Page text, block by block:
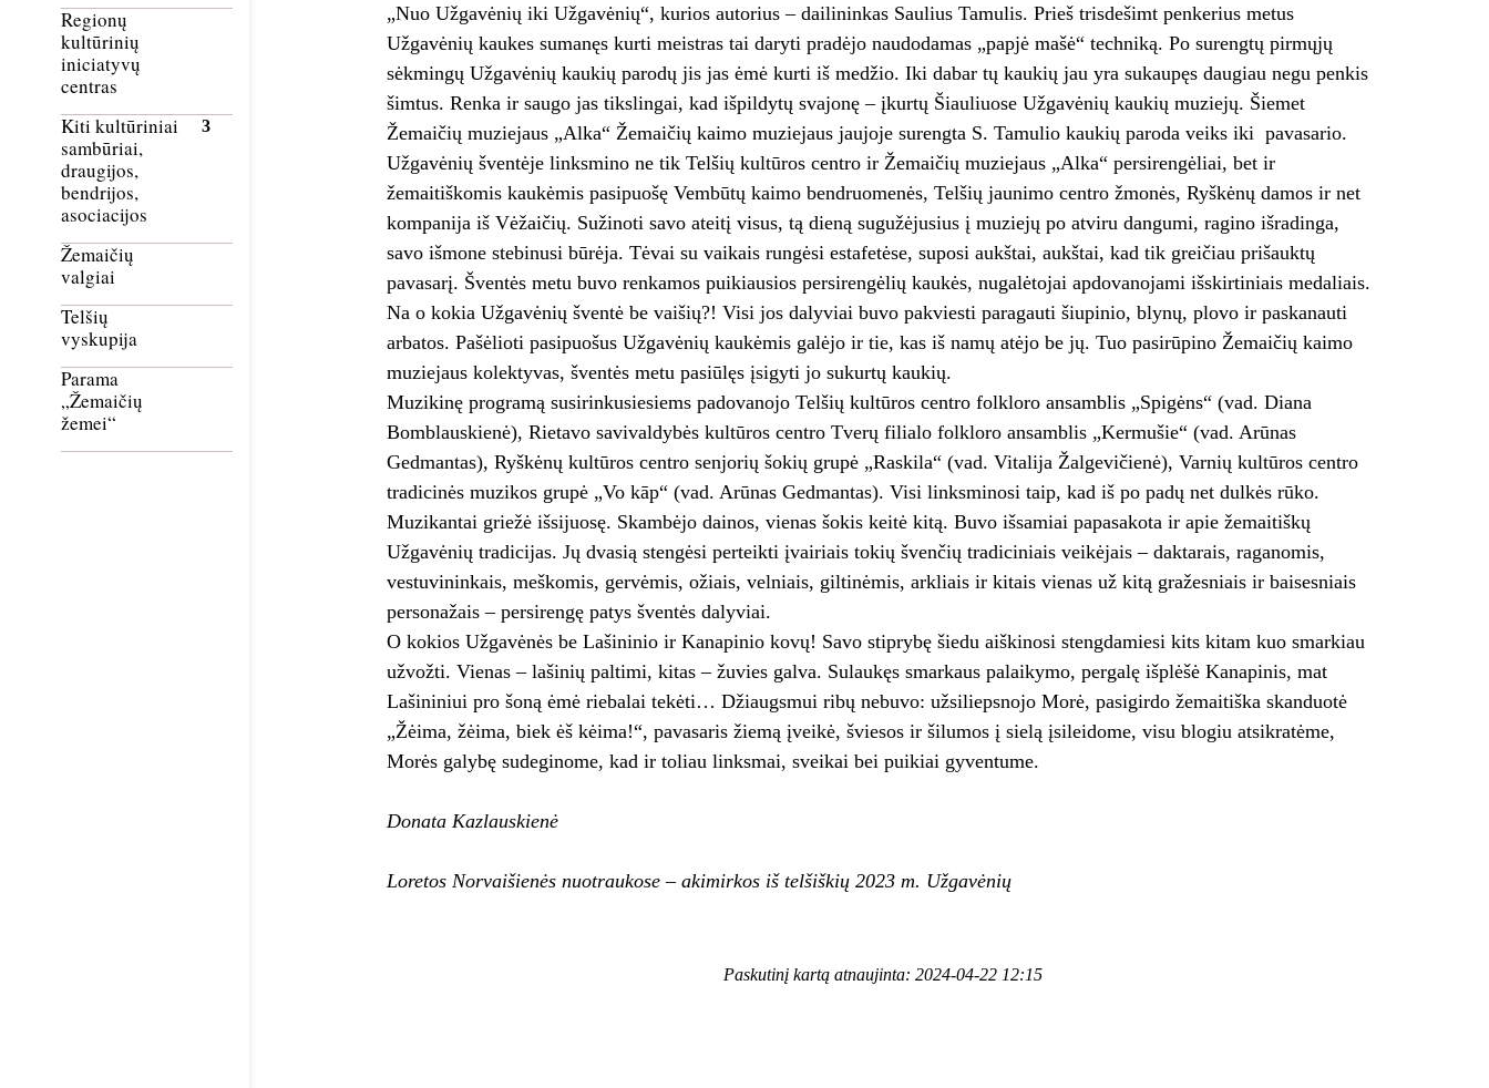
Regionų
kultūrinių
iniciatyvų
centras
Kiti kultūriniai
sambūriai,
draugijos,
bendrijos,
asociacijos
Žemaičių
valgiai
Telšių
vyskupija
Parama
„Žemaičių
žemei“
„Nuo Užgavėnių iki Užgavėnių“, kurios autorius – dailininkas Saulius Tamulis. Prieš trisdešimt penkerius metus
Užgavėnių kaukes sumanęs kurti meistras tai daryti pradėjo naudodamas „papjė mašė“ techniką. Po surengtų pirmųjų
sėkmingų Užgavėnių kaukių parodų jis jas ėmė kurti iš medžio. Iki dabar tų kaukių jau yra sukaupęs daugiau negu penkis
šimtus. Renka ir saugo jas tikslingai, kad išpildytų svajonę – įkurtų Šiauliuose Užgavėnių kaukių muziejų. Šiemet
Žemaičių muziejaus „Alka“ Žemaičių kaimo muziejaus jaujoje surengta S. Tamulio kaukių paroda veiks iki pavasario.
Užgavėnių šventėje linksmino ne tik Telšių kultūros centro ir Žemaičių muziejaus „Alka“ persirengėliai, bet ir
žemaitiškomis kaukėmis pasipuošę Vembūtų kaimo bendruomenės, Telšių jaunimo centro žmonės, Ryškėnų damos ir net
kompanija iš Vėžaičių. Sužinoti savo ateitį visus, tą dieną sugužėjusius į muziejų po atviru dangumi, ragino išradinga,
savo išmone stebinusi būrėja. Tėvai su vaikais rungėsi estafetėse, suposi aukštai, aukštai, kad tik greičiau prišauktų
pavasarį. Šventės metu buvo renkamos puikiausios persirengėlių kaukės, nugalėtojai apdovanojami išskirtiniais medaliais.
Na o kokia Užgavėnių šventė be vaišių?! Visi jos dalyviai buvo pakviesti paragauti šiupinio, blynų, plovo ir paskanauti
arbatos. Pašėlioti pasipuošus Užgavėnių kaukėmis galėjo ir tie, kas iš namų atėjo be jų. Tuo pasirūpino Žemaičių kaimo
muziejaus kolektyvas, šventės metu pasiūlęs įsigyti jo sukurtų kaukių.
Muzikinę programą susirinkusiesiems padovanojo Telšių kultūros centro folkloro ansamblis „Spigėns“ (vad. Diana
Bomblauskienė), Rietavo savivaldybės kultūros centro Tverų filialo folkloro ansamblis „Kermušie“ (vad. Arūnas
Gedmantas), Ryškėnų kultūros centro senjorių šokių grupė „Raskila“ (vad. Vitalija Žalgevičienė), Varnių kultūros centro
tradicinės muzikos grupė „Vo kāp“ (vad. Arūnas Gedmantas). Visi linksminosi taip, kad iš po padų net dulkės rūko.
Muzikantai griežė išsijuosę. Skambėjo dainos, vienas šokis keitė kitą. Buvo išsamiai papasakota ir apie žemaitiškų
Užgavėnių tradicijas. Jų dvasią stengėsi perteikti įvairiais tokių švenčių tradiciniais veikėjais – daktarais, raganomis,
vestuvininkais, meškomis, gervėmis, ožiais, velniais, giltinėmis, arkliais ir kitais vienas už kitą gražesniais ir baisesniais
personažais – persirengę patys šventės dalyviai.
O kokios Užgavėnės be Lašininio ir Kanapinio kovų! Savo stiprybę šiedu aiškinosi stengdamiesi kits kitam kuo smarkiau
užvožti. Vienas – lašinių paltimi, kitas – žuvies galva. Sulaukęs smarkaus palaikymo, pergalę išplėšė Kanapinis, mat
Lašininiui pro šoną ėmė riebalai tekėti… Džiaugsmui ribų nebuvo: užsiliepsnojo Morė, pasigirdo žemaitiška skanduotė
„Žėima, žėima, biek ėš kėima!“, pavasaris žiemą įveikė, šviesos ir šilumos į sielą įsileidome, visu blogiu atsikratėme,
Morės galybę sudeginome, kad ir toliau linksmai, sveikai bei puikiai gyventume.
Donata Kazlauskienė
Loretos Norvaišienės nuotraukose – akimirkos iš telšiškių 2023 m. Užgavėnių
Paskutinį kartą atnaujinta: 2024-04-22 12:15